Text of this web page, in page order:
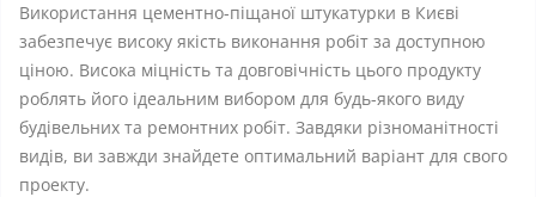
Використання цементно-піщаної штукатурки в Києві
забезпечує високу якість виконання робіт за доступною
ціною. Висока міцність та довговічність цього продукту
роблять його ідеальним вибором для будь-якого виду
будівельних та ремонтних робіт. Завдяки різноманітності
видів, ви завжди знайдете оптимальний варіант для свого
проекту.